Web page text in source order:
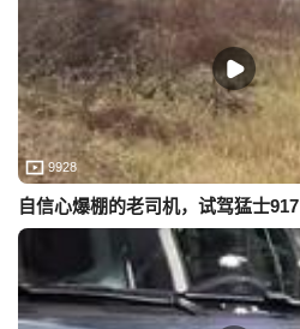
9928
自信心爆棚的老司机，试驾猛士917